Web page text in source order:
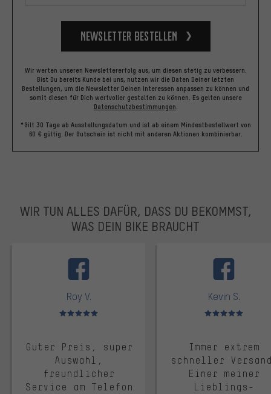
Newsletter bestellen
Wir werten unseren Newslettererfolg aus, um diesen stetig zu verbessern.
Bist Du bereits Kunde bei uns, nutzen wir die Daten Deiner letzten
Bestellungen, um die Newsletter Deinen Interessen anpassen zu können und
somit diesen für Dich wertvoller gestalten zu können. Es gelten unsere
Datenschutzbestimmungen.
*Gilt 30 Tage ab Ausstellungsdatum und ist ab einem Mindestbestellwert von
60 € gültig. Der Gutschein ist nicht mit anderen Aktionen kombinierbar.
WIR TUN ALLES DAFÜR, DASS DU BEKOMMST,
WAS DEIN BIKE BRAUCHT
Roy V.
Bewertungen: 5 von 5
Guter Preis, super
Auswahl,
freundlicher
Service am Telefon
Kevin S.
Bewertungen: 5 von 5
Immer extrem
schneller
Einer meiner
Lieblings-